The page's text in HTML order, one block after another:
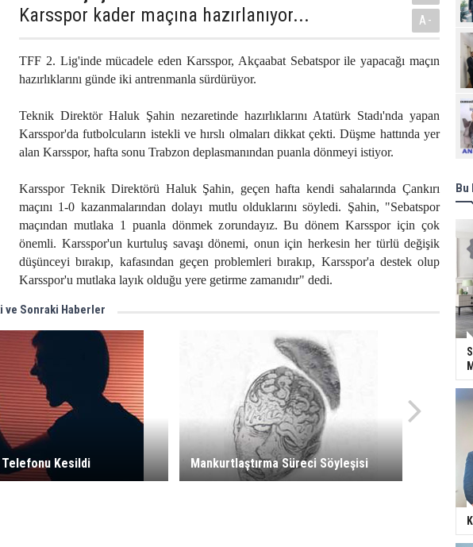
Karsspor kader maçına hazırlanıyor...
A-
TFF 2. Lig'inde mücadele eden Karsspor, Akçaabat Sebatspor ile yapacağı maçın
hazırlıklarını günde iki antrenmanla sürdürüyor.
Teknik Direktör Haluk Şahin nezaretinde hazırlıklarını Atatürk Stadı'nda yapan
Karsspor'da futbolcuların istekli ve hırslı olmaları dikkat çekti. Düşme hattında yer
alan Karsspor, hafta sonu Trabzon deplasmanından puanla dönmeyi istiyor.
Karsspor Teknik Direktörü Haluk Şahin, geçen hafta kendi sahalarında Çankırı
maçını 1-0 kazanmalarından dolayı mutlu olduklarını söyledi. Şahin, "Sebatspor
maçından mutlaka 1 puanla dönmek zorundayız. Bu dönem Karsspor için çok
önemli. Karsspor'un kurtuluş savaşı dönemi, onun için herkesin her türlü değişik
düşünceyi bırakıp, kafasından geçen problemleri bırakıp, Karsspor'a destek olup
Karsspor'u mutlaka layık olduğu yere getirme zamanıdır" dedi.
ve Sonraki Haberler
Kesildi Mankurtlaştırma Süreci Söyleşisi
Bu